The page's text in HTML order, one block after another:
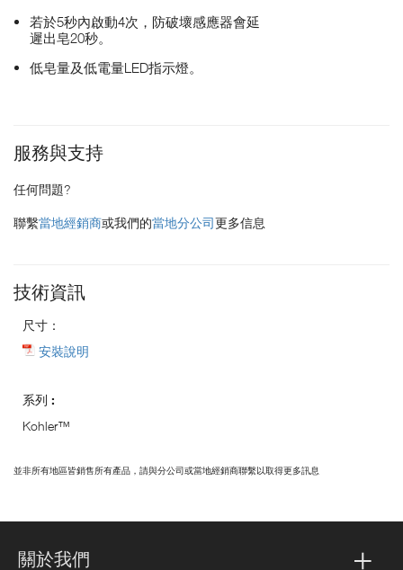
若於5秒內啟動4次，防破壞感應器會延
遲出皂20秒。
低皂量及低電量LED指示燈。
服務與支持
任何問題?
聯繫當地經銷商或我們的當地分公司更多信息
技術資訊
尺寸：
安裝說明
系列 :
Kohler™
並非所有地區皆銷售所有產品，請與分公司或當地經銷商聯繫以取得更多訊息
關於我們